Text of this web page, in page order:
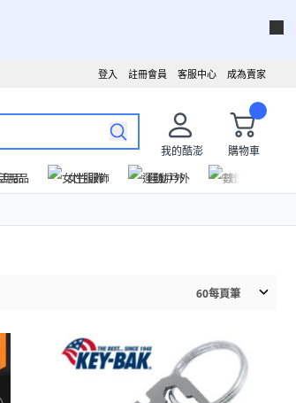
成為賣家
客服中心
註冊會員
登入
我的酷澎
購物車
用品 女性服飾 運動戶外 數位家電
60每頁筆